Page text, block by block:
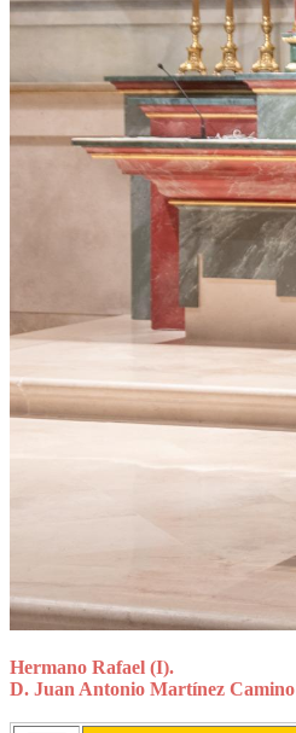
Hermano Rafael (I).
D. Juan Antonio Martínez Camino